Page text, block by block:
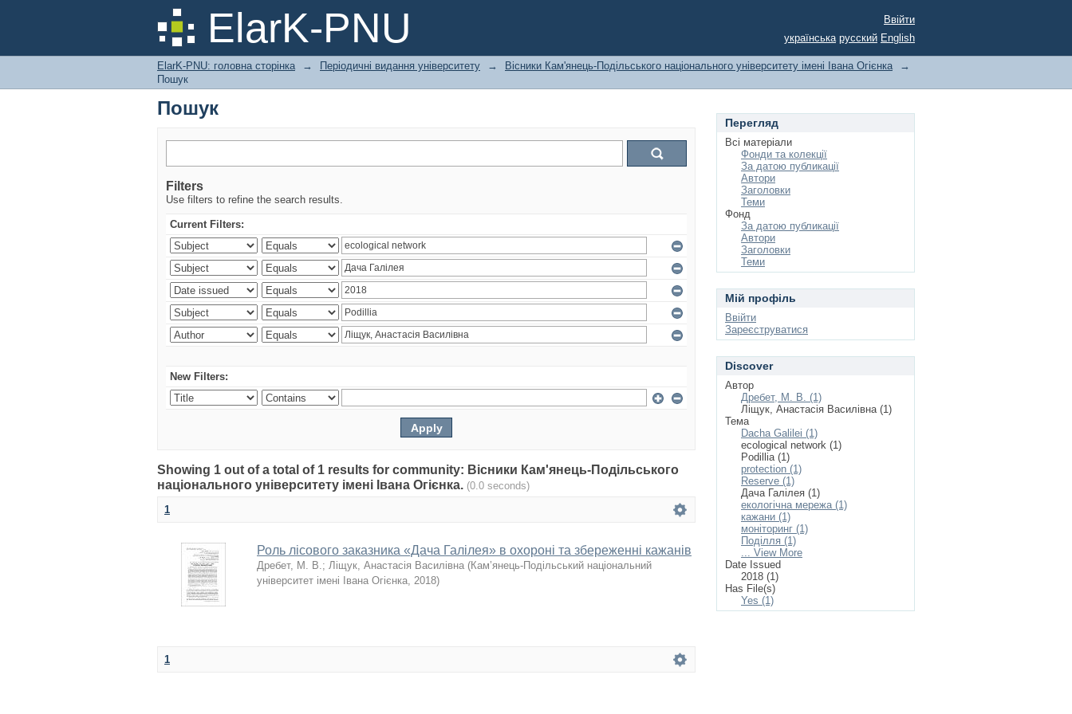
ElarK-PNU
Пошук
Ввійти
українська русский English
ElarK-PNU: головна сторінка → Періодичні видання університету → Вісники Кам'янець-Подільського національного університету імені Івана Огієнка
→
Пошук
Пошук
Filters
Use filters to refine the search results.
Current Filters:
New Filters:
Showing 1 out of a total of 1 results for community: Вісники Кам'янець-Подільського
національного університету імені Івана Огієнка. (0.0 seconds)
1
Роль лісового заказника «Дача Галілея» в охороні та збереженні кажанів
Дребет, М. В.; Ліщук, Анастасія Василівна (Кам’янець-Подільський національний
університет імені Івана Огієнка, 2018)
1
Перегляд
Всі матеріали
Фонди та колекції
За датою публикації
Автори
Заголовки
Теми
Фонд
За датою публикації
Автори
Заголовки
Теми
Мій профіль
Ввійти
Зареєструватися
Discover
Автор
Дребет, М. В. (1)
Ліщук, Анастасія Василівна (1)
Тема
Dacha Galilei (1)
ecological network (1)
Podillia (1)
protection (1)
Reserve (1)
Дача Галілея (1)
екологічна мережа (1)
кажани (1)
моніторинг (1)
Поділля (1)
... View More
Date Issued
2018 (1)
Has File(s)
Yes (1)